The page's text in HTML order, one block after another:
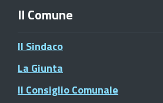
Il Comune
Il Sindaco
La Giunta
Il Consiglio Comunale